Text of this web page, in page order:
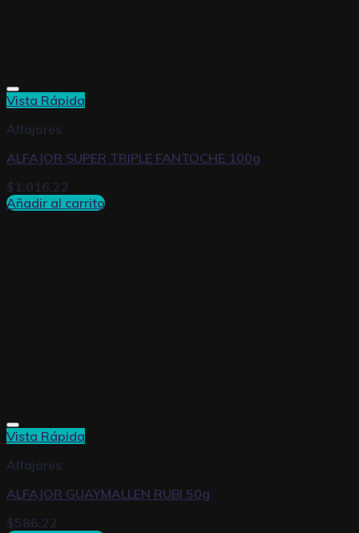
Vista Rápida
Alfajores
ALFAJOR SUPER TRIPLE FANTOCHE 100g
$1.016,22
Añadir al carrito
Vista Rápida
Alfajores
ALFAJOR GUAYMALLEN RUBI 50g
$586,22